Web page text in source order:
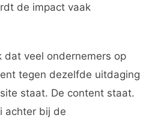
de impact vaak
dat veel ondernemers op
tegen dezelfde uitdaging
staat. De content staat.
achter bij de